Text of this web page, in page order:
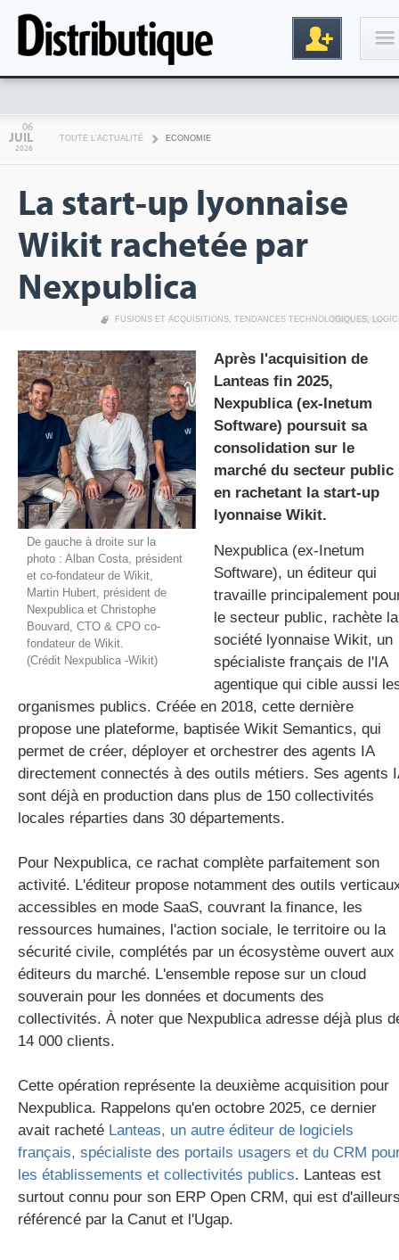
gratuite
06
JUIL
2026
TOUTE L'ACTUALITÉ ECONOMIE
La start-up lyonnaise
Wikit rachetée par
Nexpublica
FUSIONS ET ACQUISITIONS, TENDANCES TECHNOLOGIQUES,
De gauche à droite sur la
photo : Alban Costa, président
et co-fondateur de Wikit,
Martin Hubert, président de
Nexpublica et Christophe
Bouvard, CTO & CPO co-
fondateur de Wikit.
(Crédit Nexpublica -Wikit)
Après l'acquisition de
Lanteas fin 2025,
Nexpublica (ex-Inetum
Software) poursuit sa
consolidation sur le
marché du secteur public
en rachetant la start-up
lyonnaise Wikit.
Nexpublica (ex-Inetum
Software), un éditeur qui
travaille principalement
le secteur public, rachète la
société lyonnaise Wikit, un
spécialiste français de l'IA
agentique qui cible aussi
organismes publics. Créée en 2018, cette dernière
propose une plateforme, baptisée Wikit Semantics, qui
permet de créer, déployer et orchestrer des agents IA
directement connectés à des outils métiers. Ses agents
sont déjà en production dans plus de 150 collectivités
locales réparties dans 30 départements.
Pour Nexpublica, ce rachat complète parfaitement son
activité. L'éditeur propose notamment des outils
accessibles en mode SaaS, couvrant la finance, les
ressources humaines, l'action sociale, le territoire ou la
sécurité civile, complétés par un écosystème ouvert aux
éditeurs du marché. L'ensemble repose sur un cloud
souverain pour les données et documents des
collectivités. À noter que Nexpublica adresse déjà plus
14 000 clients.
Cette opération représente la deuxième acquisition pour
Nexpublica. Rappelons qu'en octobre 2025, ce dernier
avait racheté Lanteas, un autre éditeur de logiciels
français, spécialiste des portails usagers et du CRM
les établissements et collectivités publics. Lanteas est
surtout connu pour son ERP Open CRM, qui est
référencé par la Canut et l'Ugap.